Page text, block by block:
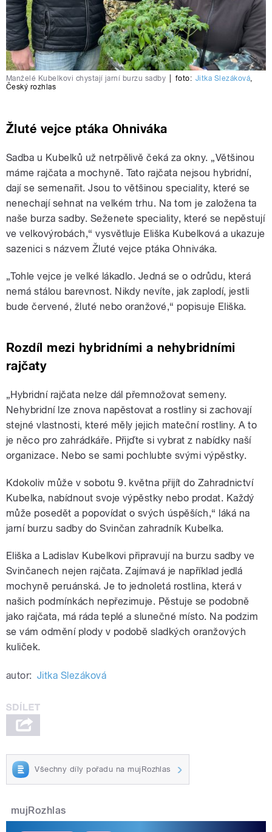
Manželé Kubelkovi chystají jarní burzu sadby foto: Jitka Slezáková,
Český rozhlas
Žluté vejce ptáka Ohniváka
Sadba u Kubelků už netrpělivě čeká za okny. „Většinou
máme rajčata a mochyně. Tato rajčata nejsou hybridní,
dají se semenařit. Jsou to většinou speciality, které se
nenechají sehnat na velkém trhu. Na tom je založena ta
naše burza sadby. Seženete speciality, které se nepěstují
ve velkovýrobách,“ vysvětluje Eliška Kubelková a ukazuje
sazenici s názvem Žluté vejce ptáka Ohniváka.
„Tohle vejce je velké lákadlo. Jedná se o odrůdu, která
nemá stálou barevnost. Nikdy nevíte, jak zaplodí, jestli
bude červené, žluté nebo oranžové,“ popisuje Eliška.
Rozdíl mezi hybridními a nehybridními
rajčaty
„Hybridní rajčata nelze dál přemnožovat semeny.
Nehybridní lze znova napěstovat a rostliny si zachovají
stejné vlastnosti, které měly jejich mateční rostliny. A to
je něco pro zahrádkáře. Přijďte si vybrat z nabídky naší
organizace. Nebo se sami pochlubte svými výpěstky.
Kdokoliv může v sobotu 9. května přijít do Zahradnictví
Kubelka, nabídnout svoje výpěstky nebo prodat. Každý
může posedět a popovídat o svých úspěších,“ láká na
jarní burzu sadby do Svinčan zahradník Kubelka.
Eliška a Ladislav Kubelkovi připravují na burzu sadby ve
Svinčanech nejen rajčata. Zajímavá je například jedlá
mochyně peruánská. Je to jednoletá rostlina, která v
našich podmínkách nepřezimuje. Pěstuje se podobně
jako rajčata, má ráda teplé a slunečné místo. Na podzim
se vám odmění plody v podobě sladkých oranžových
kuliček.
autor: Jitka Slezáková
Všechny díly pořadu na mujRozhlas
mujRozhlas